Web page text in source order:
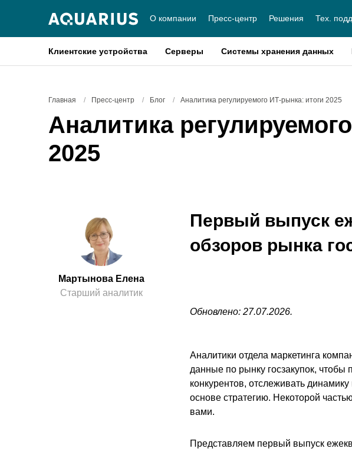
О компании Пресс-центр Решения Тех.
Клиентские устройства Серверы Системы хранения данных
Главная / Пресс-центр / Блог / Аналитика регулируемого ИТ-рынка: итоги 2025
Аналитика
2025
Мартынова Елена
Старший аналитик
Первый выпуск
обзоров рынка
Обновлено: 27.07.2026.
Аналитики отдела маркетинга
данные по рынку госзакупок, чтобы
конкурентов, отслеживать
основе стратегию. Некоторой
вами.
Представляем первый выпуск